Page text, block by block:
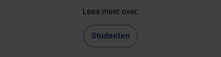
Lees meer over:
Studenten